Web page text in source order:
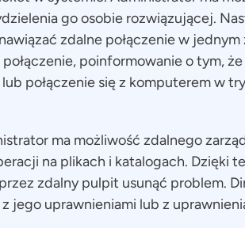
go osobie rozwiązującej.
zdalne połączenie w
poinformowanie o tym,
połączenie się z komputerem w
ma możliwość zdalnego
na plikach i katalogach. Dzięki
zdalny pulpit usunąć problem.
jego uprawnieniami lub z